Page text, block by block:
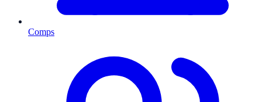
Comps